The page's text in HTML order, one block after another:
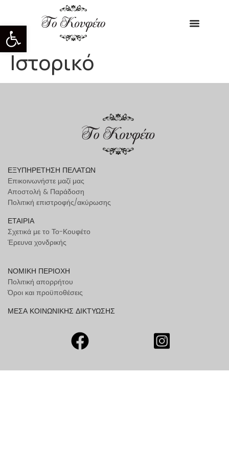
Ανοίξτε τη γραμμή εργαλείων
Ιστορικό
ΕΞΥΠΗΡΕΤΗΣΗ ΠΕΛΑΤΩΝ
Επικοινωνήστε μαζί μας
Αποστολή & Παράδοση
Πολιτική επιστροφής/ακύρωσης
ΕΤΑΙΡΙΑ
Σχετικά με το Το-Κουφέτο
Έρευνα χονδρικής
ΝΟΜΙΚΗ ΠΕΡΙΟΧΗ
Πολιτική απορρήτου
Όροι και προϋποθέσεις
ΜΕΣΑ ΚΟΙΝΩΝΙΚΗΣ ΔΙΚΤΥΩΣΗΣ